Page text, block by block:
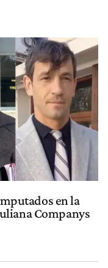
en la
Companys